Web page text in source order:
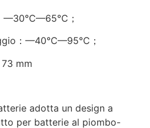
—30℃—65℃；
：—40℃—95℃；
mm
adotta un design a
per batterie al piombo-